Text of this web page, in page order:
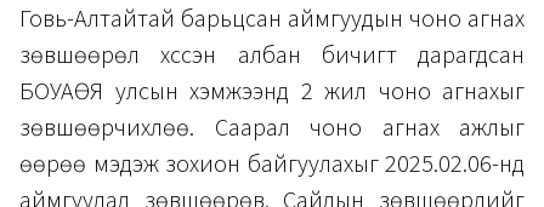
Говь-Алтайтай барьцсан аймгуудын чоно агнах
зөвшөөрөл хүссэн албан бичигт дарагдсан
БОУАӨЯ улсын хэмжээнд 2 жил чоно агнахыг
зөвшөөрчихлөө. Саарал чоно агнах ажлыг
өөрөө мэдэж зохион байгуулахыг 2025.02.06-нд